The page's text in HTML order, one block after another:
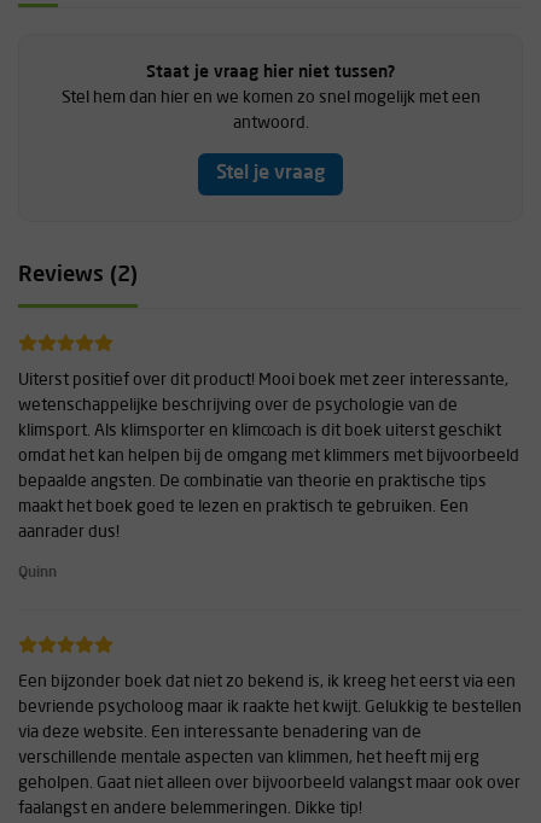
Authors: Don McGrath and Jeff Elison
Staat je vraag hier niet tussen?
Stel hem dan hier en we komen zo snel mogelijk met een
antwoord.
Stel je vraag
Reviews (2)
Uiterst positief over dit product! Mooi boek met zeer interessante,
wetenschappelijke beschrijving over de psychologie van de
klimsport. Als klimsporter en klimcoach is dit boek uiterst geschikt
omdat het kan helpen bij de omgang met klimmers met bijvoorbeeld
bepaalde angsten. De combinatie van theorie en praktische tips
maakt het boek goed te lezen en praktisch te gebruiken. Een
aanrader dus!
Quinn
Een bijzonder boek dat niet zo bekend is, ik kreeg het eerst via een
bevriende psycholoog maar ik raakte het kwijt. Gelukkig te bestellen
via deze website. Een interessante benadering van de
verschillende mentale aspecten van klimmen, het heeft mij erg
geholpen. Gaat niet alleen over bijvoorbeeld valangst maar ook over
faalangst en andere belemmeringen. Dikke tip!